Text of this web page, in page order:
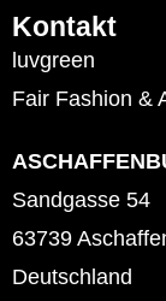
Kontakt
luvgreen
Fair Fashion &
Sandgasse 54
63739
Deutschland